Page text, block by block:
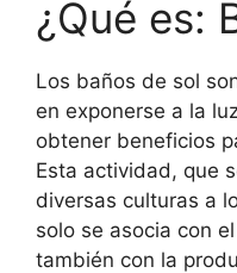
¿Qué es:
Los baños de sol
en exponerse a la
obtener beneficios
Esta actividad, que
diversas culturas a
solo se asocia con
también con la